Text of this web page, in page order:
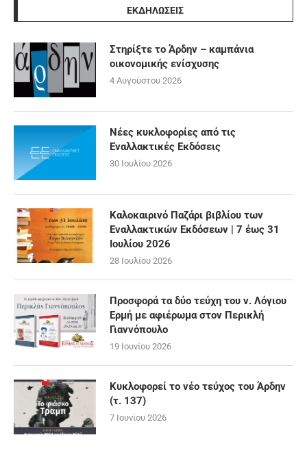
ΕΚΔΗΛΩΣΕΙΣ
Στηρίξτε το Άρδην – καμπάνια
οικονομικής ενίσχυσης
4 Αυγούστου 2026
Νέες κυκλοφορίες από τις
Εναλλακτικές Εκδόσεις
30 Ιουλίου 2026
Καλοκαιρινό Παζάρι βιβλίου των
Εναλλακτικών Εκδόσεων | 7 έως 31
Ιουλίου 2026
28 Ιουλίου 2026
Προσφορά τα δύο τεύχη του ν. Λόγιου
Ερμή με αφιέρωμα στον Περικλή
Γιαννόπουλο
19 Ιουνίου 2026
Κυκλοφορεί το νέο τεύχος του Άρδην
(τ. 137)
7 Ιουνίου 2026